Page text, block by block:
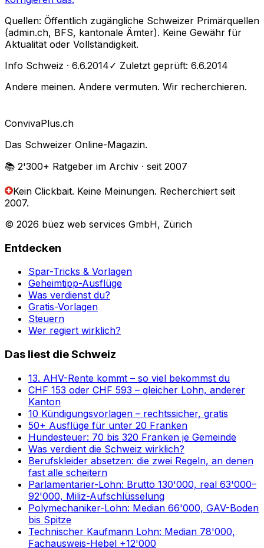
Quellen: Öffentlich zugängliche Schweizer Primärquellen
(admin.ch, BFS, kantonale Ämter). Keine Gewähr für
Aktualität oder Vollständigkeit.
Info Schweiz · 6.6.2014✓ Zuletzt geprüft: 6.6.2014
Andere meinen. Andere vermuten. Wir recherchieren.
ConvivaPlus.ch
Das Schweizer Online-Magazin.
📚 2'300+ Ratgeber im Archiv · seit 2007
Kein Clickbait. Keine Meinungen. Recherchiert seit
2007.
© 2026 büez web services GmbH, Zürich
Entdecken
Spar-Tricks & Vorlagen
Geheimtipp-Ausflüge
Was verdienst du?
Gratis-Vorlagen
Steuern
Wer regiert wirklich?
Das liest die Schweiz
13. AHV-Rente kommt – so viel bekommst du
CHF 153 oder CHF 593 – gleicher Lohn, anderer
Kanton
10 Kündigungsvorlagen – rechtssicher, gratis
50+ Ausflüge für unter 20 Franken
Hundesteuer: 70 bis 320 Franken je Gemeinde
Was verdient die Schweiz wirklich?
Berufskleider absetzen: die zwei Regeln, an denen
fast alle scheitern
Parlamentarier-Lohn: Brutto 130'000, real 63'000–
92'000, Miliz-Aufschlüsselung
Polymechaniker-Lohn: Median 66'000, GAV-Boden
bis Spitze
Technischer Kaufmann Lohn: Median 78'000,
Fachausweis-Hebel +12'000